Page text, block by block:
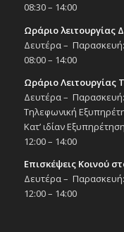
08:30 – 14:00
Ωράριο λειτουργίας
Δευτέρα – Παρασκευή:
08:00 – 14:00
Ωράριο Λειτουργίας
Δευτέρα – Παρασκευή:
Τηλεφωνική
Κατ’ ιδίαν
12:00 – 14:00
Επισκέψεις Κοινού
Δευτέρα – Παρασκευή:
12:00 – 14:00